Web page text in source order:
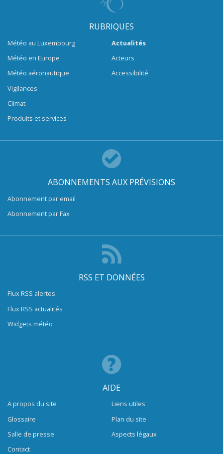
RUBRIQUES
Météo au Luxembourg
Météo en Europe
Météo aéronautique
Vigilances
Climat
Produits et services
Actualités
Acteurs
Accessibilité
ABONNEMENTS AUX PRÉVISIONS
Abonnement par email
Abonnement par Fax
RSS ET DONNÉES
Flux RSS alertes
Flux RSS actualités
Widgets météo
AIDE
A propos du site
Glossaire
Salle de presse
Contact
Liens utiles
Plan du site
Aspects légaux